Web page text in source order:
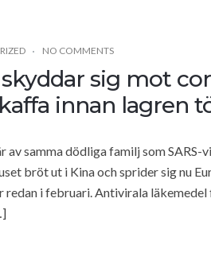
NO COMMENTS
sig mot
innan lagren
av samma dödliga familj som
bröt ut i Kina och sprider sig nu
i februari. Antivirala läkemedel